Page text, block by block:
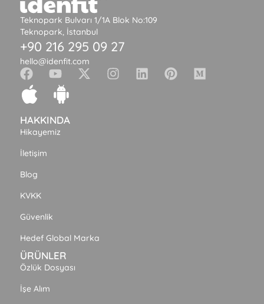
Teknopark Bulvarı 1/1A Blok No:109
Teknopark, İstanbul
+90 216 295 09 27
hello@idenfit.com
HAKKINDA
Hikayemiz
İletişim
Blog
KVKK
Güvenlik
Hedef Global Marka
ÜRÜNLER
Özlük Dosyası
İşe Alım